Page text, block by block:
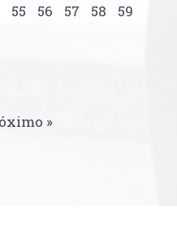
55 56 57 58 59
»